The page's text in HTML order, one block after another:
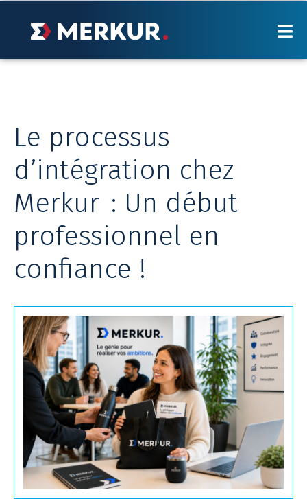
contenu
NOTRE BLOGUE
VIVRE MERKUR
BALADO
NOS BUREAUX
FAQ
Merkur en image:
Suivez-nous sur:
F
a
c
e
b
o
L
i
n
k
e
d
I
n
s
t
a
g
o
t
b
© 2026 Merkur – Tous droits réservés
Le processus
d’intégration chez
Merkur : Un début
professionnel en
confiance !